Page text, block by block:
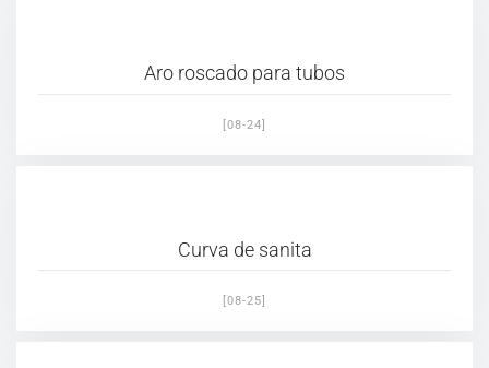
Aro roscado para tubos
[08-24]
Curva de sanita
[08-25]